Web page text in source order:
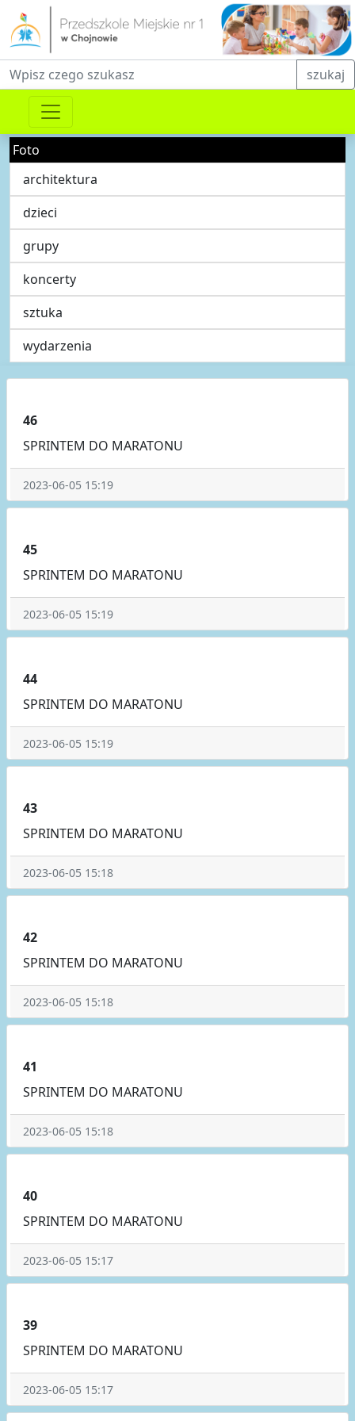
Fraza do wyszukiwania szukaj
Foto
architektura
dzieci
grupy
koncerty
sztuka
wydarzenia
46
SPRINTEM DO MARATONU
2023-06-05 15:19
45
SPRINTEM DO MARATONU
2023-06-05 15:19
44
SPRINTEM DO MARATONU
2023-06-05 15:19
43
SPRINTEM DO MARATONU
2023-06-05 15:18
42
SPRINTEM DO MARATONU
2023-06-05 15:18
41
SPRINTEM DO MARATONU
2023-06-05 15:18
40
SPRINTEM DO MARATONU
2023-06-05 15:17
39
SPRINTEM DO MARATONU
2023-06-05 15:17